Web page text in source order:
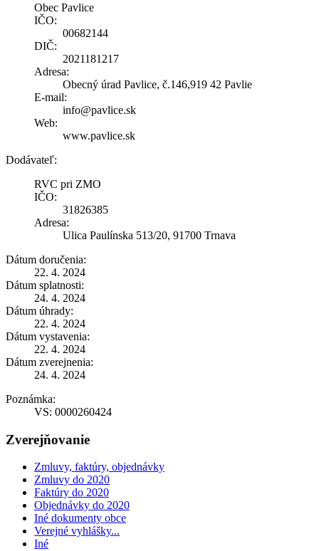
Obec Pavlice
IČO:
00682144
DIČ:
2021181217
Adresa:
Obecný úrad Pavlice, č.146,919 42 Pavlie
E-mail:
info@pavlice.sk
Web:
www.pavlice.sk
Dodávateľ:
RVC pri ZMO
IČO:
31826385
Adresa:
Ulica Paulínska 513/20, 91700 Trnava
Dátum doručenia:
22. 4. 2024
Dátum splatnosti:
24. 4. 2024
Dátum úhrady:
22. 4. 2024
Dátum vystavenia:
22. 4. 2024
Dátum zverejnenia:
24. 4. 2024
Poznámka:
VS: 0000260424
Zverejňovanie
Zmluvy, faktúry, objednávky
Zmluvy do 2020
Faktúry do 2020
Objednávky do 2020
Iné dokumenty obce
Verejné vyhlášky...
Iné